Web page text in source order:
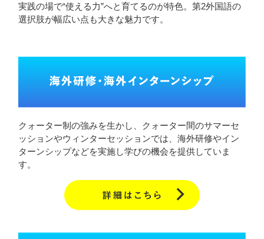
実践の場で“使える力”へと育てるのが特色。第2外国語の
選択肢が幅広い点も大きな魅力です。
クォーター制の強みを生かし、クォーター間のサマーセ
ッションやウィンターセッションでは、海外研修やイン
ターンシップなどを実施し学びの機会を提供していま
す。